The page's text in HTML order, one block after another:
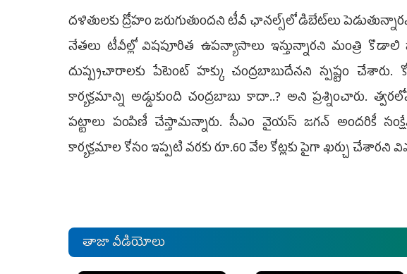
దళితులకు ద్రోహం జరుగుతుందని టీవీ ఛానల్స్‌లో డిబేట్‌లు
నేతలు టీవీల్లో విషపూరిత ఉపన్యాసాలు ఇస్తున్నారని మంత్రి కొడాలి
దుష్ప్రచారాలకు పేటెంట్‌ హక్కు చంద్రబాబుదేనని స్పష్టం చేశారు.
కార్యక్రమాన్ని అడ్డుకుంది చంద్రబాబు కాదా..? అని ప్రశ్నించారు.
పట్టాలు పంపిణీ చేస్తామన్నారు. సీఎం వైయస్‌ జగన్‌ అందరికీ
కార్యక్రమాల కోసం ఇప్పటి వరకు రూ.60 వేల కోట్లకు పైగా ఖర్చు చేశారని
తాజా వీడియోలు